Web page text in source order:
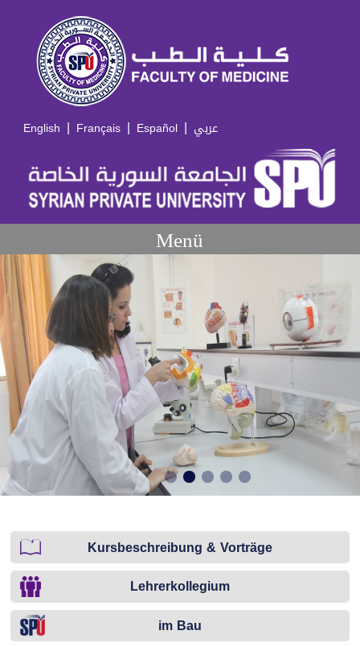
English | Français | Español | عربي
Menü
Kursbeschreibung & Vorträge
Lehrerkollegium
im Bau